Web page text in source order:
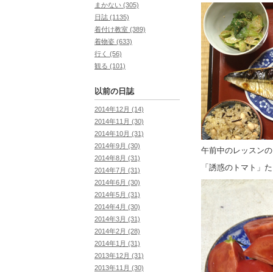
午前中のレッスン
「誘惑のトマト」
まかない (305)
日誌 (1135)
着付け教室 (389)
着物姿 (633)
行く (56)
観る (101)
以前の日誌
2014年12月 (14)
2014年11月 (30)
2014年10月 (31)
2014年9月 (30)
2014年8月 (31)
2014年7月 (31)
2014年6月 (30)
2014年5月 (31)
2014年4月 (30)
2014年3月 (31)
2014年2月 (28)
2014年1月 (31)
2013年12月 (31)
2013年11月 (30)